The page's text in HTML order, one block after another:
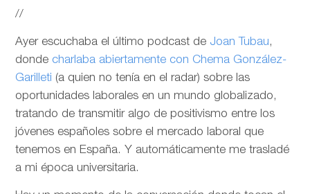
//
Ayer escuchaba el último podcast de Joan Tubau,
donde charlaba abiertamente con Chema González-
Garilleti (a quien no tenía en el radar) sobre las
oportunidades laborales en un mundo globalizado,
tratando de transmitir algo de positivismo entre los
jóvenes españoles sobre el mercado laboral que
tenemos en España. Y automáticamente me trasladé
a mi época universitaria.